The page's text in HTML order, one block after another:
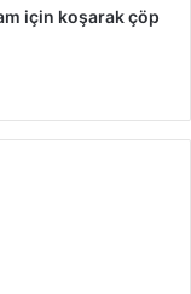
için koşarak çöp